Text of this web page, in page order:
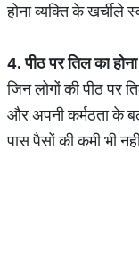
होना व्यक्ति के खर्चीले
4.पीठपरतिलकाहोना
जिन लोगों की पीठ पर
और अपनी कर्मठता के
पास पैसों की कमी भी